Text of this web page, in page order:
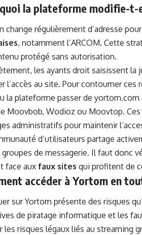
la plateforme modifie-t-
change régulièrement d’adresse pour
, notamment l’ARCOM. Cette
protégé sans autorisation.
les ayants droit saisissent la
l’accès au site. Pour contourner
la plateforme passer de
Moovbob, Wodioz ou Moovtop. Ces
administratifs pour maintenir
d’utilisateurs partage
de messagerie. Il faut donc
face auxfaux sites qui profitent de
accéder à Yortom en
sur Yortom présente des risques
de piratage informatique et les
les risques légaux liés au streaming